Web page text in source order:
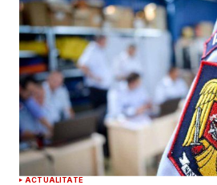
ACTUALITATE